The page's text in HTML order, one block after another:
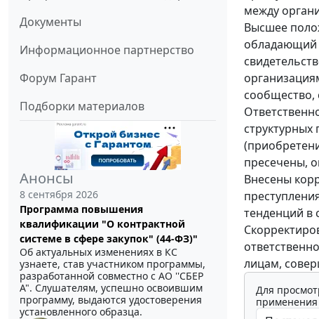
Документы
Информационное партнерство
Форум Гарант
Подборки материалов
Анонсы
8 сентября 2026
Программа повышения
квалификации "О контрактной
системе в сфере закупок" (44-ФЗ)"
Об актуальных изменениях в КС
узнаете, став участником программы,
разработанной совместно с АО ''СБЕР
А". Слушателям, успешно освоившим
программу, выдаются удостоверения
установленного образца.
между
Высшее
обладающий
сообщество,
пресечены,
Внесены
тенденций в
лицам,
Для
применения